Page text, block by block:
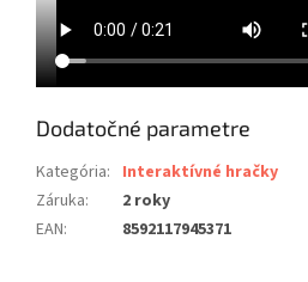
Dodatočné parametre
Kategória: Interaktívné hračky
Záruka:
2 roky
EAN: 8592117945371